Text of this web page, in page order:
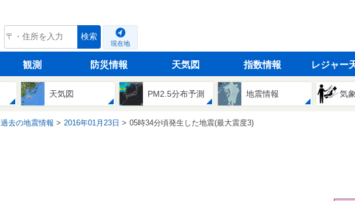
tenki.jp 検索
現在地
観測 防災情報 天気図 指数情報 レジャー
天気図 PM2.5分布予測 地震情報 気
過去の地震情報 2016年01月23日 05時34分頃発生した地震(最大震度3)